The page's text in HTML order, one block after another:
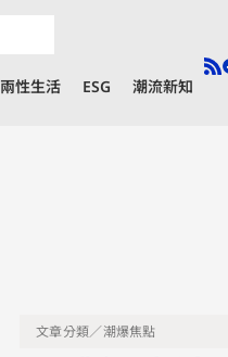
兩性生活 ESG 潮流新知
文章分類／潮爆焦點